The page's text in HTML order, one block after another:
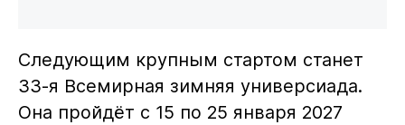
Следующим крупным стартом станет
33-я Всемирная зимняя универсиада.
Она пройдёт с 15 по 25 января 2027